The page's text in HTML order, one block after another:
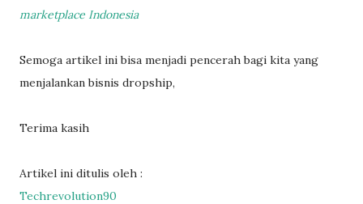
marketplace Indonesia
Semoga artikel ini bisa menjadi pencerah bagi kita yang
menjalankan bisnis dropship,
Terima kasih
Artikel ini ditulis oleh :
Techrevolution90